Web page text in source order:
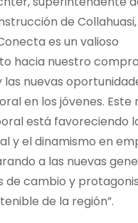
de
es un valioso
hacia nuestro
las nuevas
en los jóvenes. Este
está favoreciendo
y el dinamismo en
a las nuevas
de cambio y
de la región”.